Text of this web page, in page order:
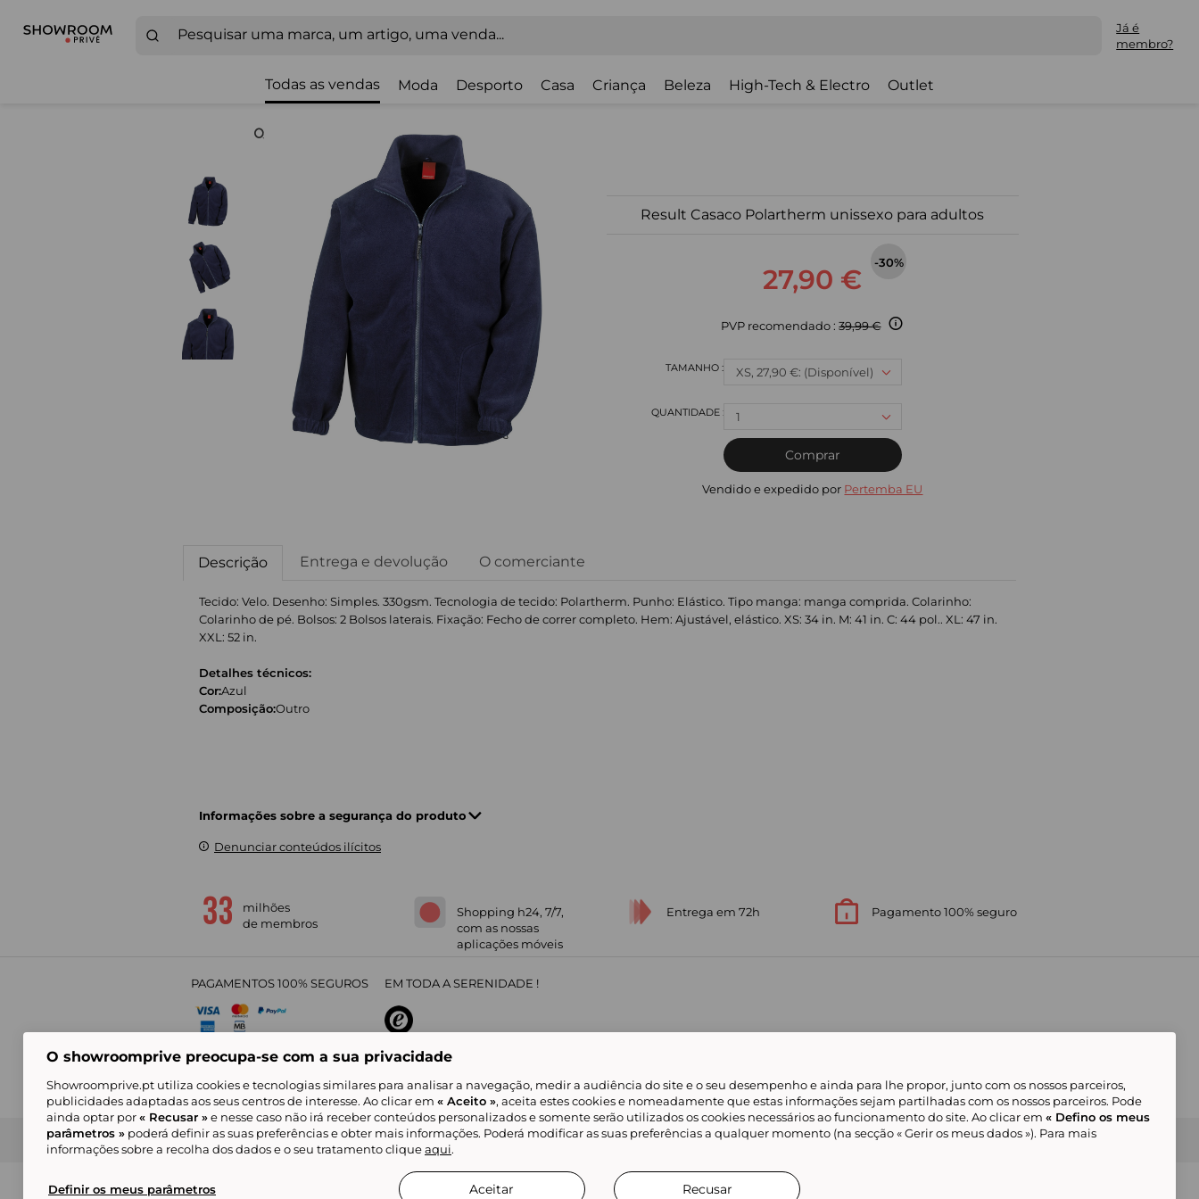
Já é
membro?
Todas as vendas Moda Desporto Casa Criança Beleza High-Tech & Electro Outlet
Result Casaco Polartherm unissexo para adultos
27,90 €
-30%
PVP recomendado :39,99 €
XS, 27,90 €: (Disponível)
1
Comprar
Vendido e expedido por Pertemba EU
Descrição Entrega e devolução O comerciante
Tecido: Velo. Desenho: Simples. 330gsm. Tecnologia de tecido: Polartherm. Punho: Elástico. Tipo manga: manga comprida. Colarinho:
Colarinho de pé. Bolsos: 2 Bolsos laterais. Fixação: Fecho de correr completo. Hem: Ajustável, elástico. XS: 34 in. M: 41 in. C: 44 pol.. XL: 47 in.
XXL: 52 in.
Detalhes técnicos:
Cor:Azul
Composição:Outro
Informações sobre a segurança do produto
Denunciar conteúdos ilícitos
milhões
de membros
Shopping h24, 7/7,
com as nossas
aplicações móveis
Entrega em 72h Pagamento 100% seguro
PAGAMENTOS 100% SEGUROS EM TODA A SERENIDADE !
4,31/5 sobre
Condições Gerais de Venda Política de Confidencialidade Livro de Reclamações Showroomprive group Ajuda e Contacto Gerir os meus cookies
Condições Gerais
de Marketplace
Alguns visuais são gerados com inteligência artificial
© Showroomprive.pt 2026
O showroomprive preocupa-se com a sua privacidade
Showroomprive.pt utiliza cookies e tecnologias similares para analisar a navegação, medir a audiência do site e o seu desempenho e ainda para lhe propor, junto com os nossos parceiros,
publicidades adaptadas aos seus centros de interesse. Ao clicar em « Aceito », aceita estes cookies e nomeadamente que estas informações sejam partilhadas com os nossos parceiros. Pode
ainda optar por« Recusar »e nesse caso não irá receber conteúdos personalizados e somente serão utilizados os cookies necessários ao funcionamento do site. Ao clicar em « Defino os meus
parâmetros » poderá definir as suas preferências e obter mais informações. Poderá modificar as suas preferências a qualquer momento (na secção « Gerir os meus dados »). Para mais
informações sobre a recolha dos dados e o seu tratamento cliqueaqui.
Definir os meus parâmetros Aceitar Recusar